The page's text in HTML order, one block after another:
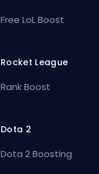
Free LoL Boost
Rocket League
Rank Boost
Dota 2
Dota 2 Boosting